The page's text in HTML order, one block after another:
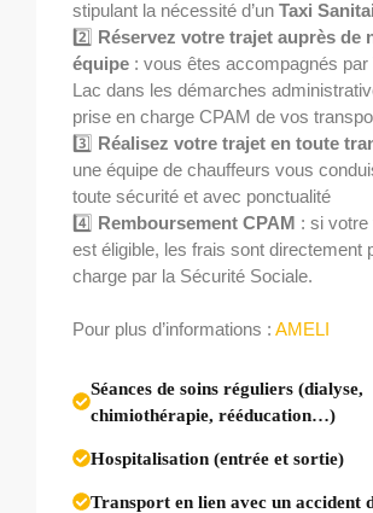
stipulant la nécessité d’un Taxi
2️⃣ Réservez votre trajet auprès de
équipe : vous êtes accompagnés par
Lac dans les démarches
prise en charge CPAM de vos
3️⃣ Réalisez votre trajet en toute
une équipe de chauffeurs vous
toute sécurité et avec ponctualité
4️⃣ Remboursement CPAM : si
est éligible, les frais sont directement
charge par la Sécurité Sociale.
Pour plus d’informations : AMELI
Séances de soins réguliers (dialyse,
chimiothérapie, rééducation…)
Hospitalisation (entrée et sortie)
Transport en lien avec un accident